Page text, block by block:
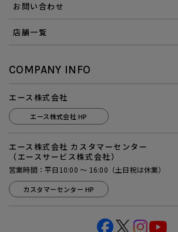
お問い合わせ
店舗一覧
COMPANY INFO
エース株式会社
エース株式会社 HP
エース株式会社 カスタマーセンター
（エースサービス株式会社）
営業時間：平日10:00 ～ 16:00（土日祝は休業）
カスタマーセンター HP